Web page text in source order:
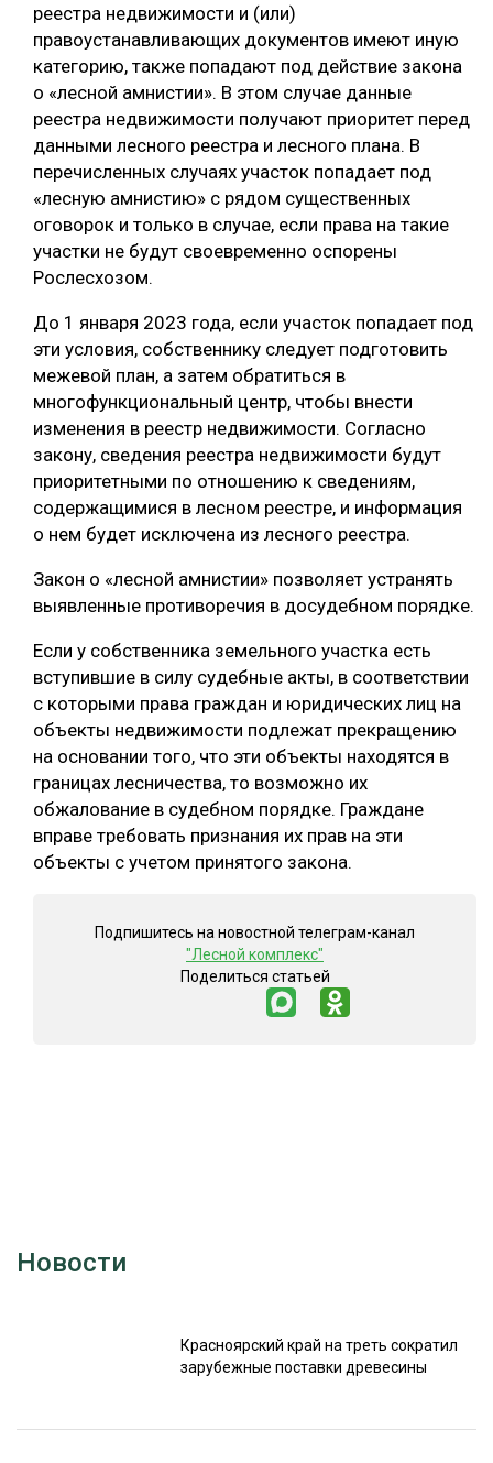
реестра недвижимости и (или)
правоустанавливающих документов имеют иную
категорию, также попадают под действие закона
о «лесной амнистии». В этом случае данные
реестра недвижимости получают приоритет перед
данными лесного реестра и лесного плана. В
перечисленных случаях участок попадает под
«лесную амнистию» с рядом существенных
оговорок и только в случае, если права на такие
участки не будут своевременно оспорены
Рослесхозом.
До 1 января 2023 года, если участок попадает под
эти условия, собственнику следует подготовить
межевой план, а затем обратиться в
многофункциональный центр, чтобы внести
изменения в реестр недвижимости. Согласно
закону, сведения реестра недвижимости будут
приоритетными по отношению к сведениям,
содержащимися в лесном реестре, и информация
о нем будет исключена из лесного реестра.
Закон о «лесной амнистии» позволяет устранять
выявленные противоречия в досудебном порядке.
Если у собственника земельного участка есть
вступившие в силу судебные акты, в соответствии
с которыми права граждан и юридических лиц на
объекты недвижимости подлежат прекращению
на основании того, что эти объекты находятся в
границах лесничества, то возможно их
обжалование в судебном порядке. Граждане
вправе требовать признания их прав на эти
объекты с учетом принятого закона.
Подпишитесь на новостной телеграм-канал
"Лесной комплекс"
Поделиться статьей
Новости
Красноярский край на треть сократил
зарубежные поставки древесины